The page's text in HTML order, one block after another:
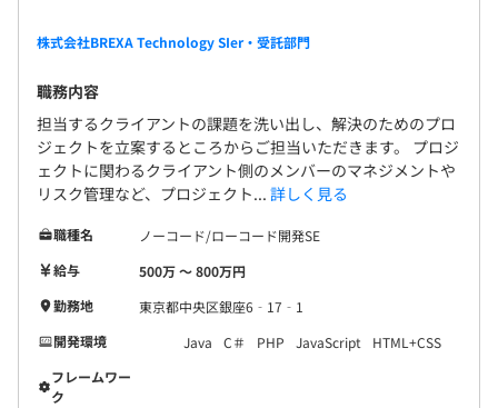
株式会社BREXA Technology SIer・受託部門
職務内容
担当するクライアントの課題を洗い出し、解決のためのプロ
ジェクトを立案するところからご担当いただきます。 プロジ
ェクトに関わるクライアント側のメンバーのマネジメントや
リスク管理など、プロジェクト... 詳しく見る
職種名
ノーコード/ローコード開発SE
給与
500万 〜 800万円
勤務地
東京都中央区銀座6‐17‐1
開発環境
Java C＃ PHP JavaScript
HTML+CSS
フレームワー
ク